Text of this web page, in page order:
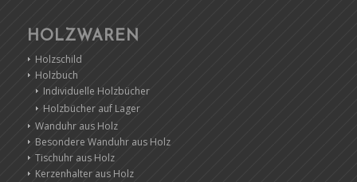
HOLZWAREN
Holzschild
Holzbuch
Individuelle Holzbücher
Holzbücher auf Lager
Wanduhr aus Holz
Besondere Wanduhr aus Holz
Tischuhr aus Holz
Kerzenhalter aus Holz